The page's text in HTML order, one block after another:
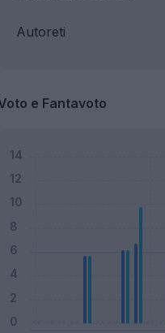
Autoreti
e Fantavoto